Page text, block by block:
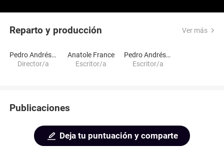
Reparto y producción Ver más
Pedro Andrés Suárez Ramos
Director/a
Anatole France
Escritor/a
Pedro Andrés Suárez Ramos
Escritor/a
Publicaciones
Deja tu puntuación y comparte